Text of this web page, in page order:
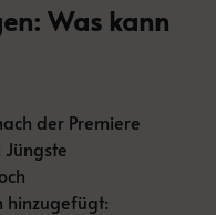
Was kann
der Premiere
hinzugefügt: